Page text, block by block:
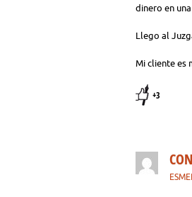
dinero en
Llego al
Mi cliente es
+3